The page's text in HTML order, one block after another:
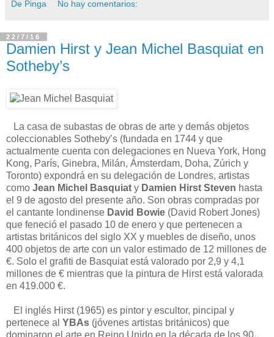
De Pinga No hay comentarios:
22/7/16
Damien Hirst y Jean Michel Basquiat en
Sotheby’s
La casa de subastas de obras de arte y demás objetos
coleccionables Sotheby’s (fundada en 1744 y que
actualmente cuenta con delegaciones en Nueva York, Hong
Kong, París, Ginebra, Milán, Ámsterdam, Doha, Zúrich y
Toronto) expondrá en su delegación de Londres, artistas
como Jean Michel Basquiat y Damien Hirst Steven hasta
el 9 de agosto del presente año. Son obras compradas por
el cantante londinense David Bowie (David Robert Jones)
que feneció el pasado 10 de enero y que pertenecen a
artistas británicos del siglo XX y muebles de diseño, unos
400 objetos de arte con un valor estimado de 12 millones de
€. Solo el grafiti de Basquiat está valorado por 2,9 y 4,1
millones de € mientras que la pintura de Hirst está valorada
en 419.000 €.
El inglés Hirst (1965) es pintor y escultor, pincipal y
pertenece al YBAs (jóvenes artistas británicos) que